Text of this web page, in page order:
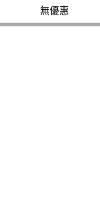
無優惠